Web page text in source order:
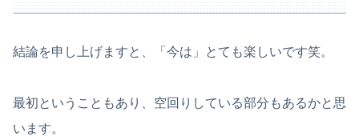
結論を申し上げますと、「今は」とても楽しいです笑。
最初ということもあり、空回りしている部分もあるかと思
います。